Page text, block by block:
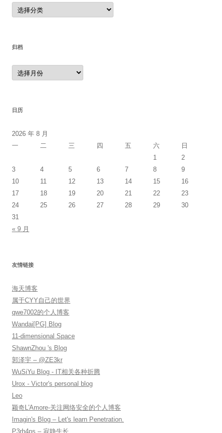
分
类
归档
归
档
日历
2026 年 8 月
一
二 三 四 五 六
日
1
2
3
4 5 6 7 8
9
10
11 12 13 14 15
16
17
18 19 20 21 22
23
24
25 26 27 28 29
30
31
« 9 月
友情链接
海天博客
属于CYY自己的世界
qwe7002的个人博客
Wandai[PG] Blog
11-dimensional Space
ShawnZhou 's Blog
郭泽宇 – @ZE3kr
WuSiYu Blog - IT相关各种折腾
Urox - Victor's personal blog
Leo
颖奇L'Amore-关注网络安全的个人博客
Imagin's Blog – Let's learn Penetration.
P3rh4ps – 寂静生长